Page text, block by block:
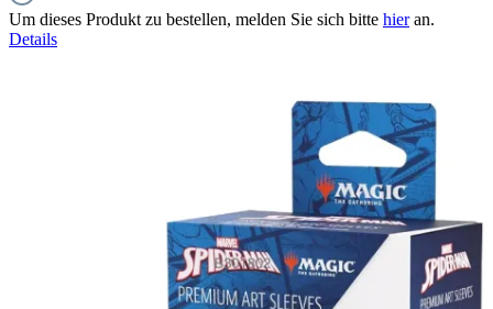
Um dieses Produkt zu bestellen, melden Sie sich bitte hieran.
Details